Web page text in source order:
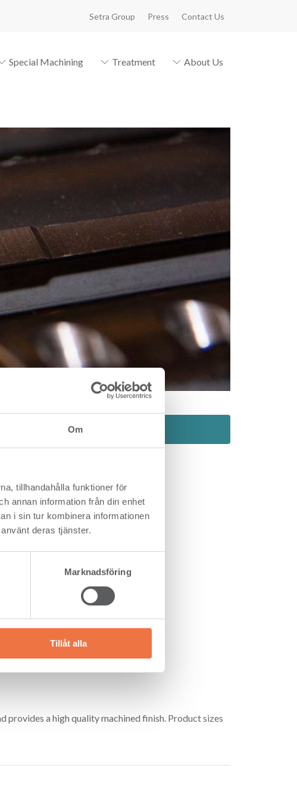
Om
tillhandahålla funktioner för
annan information från din enhet
i sin tur kombinera informationen
deras tjänster.
Marknadsföring
Tillåt alla
Setra Group Press Contact Us
Special Machining Treatment About Us
prepared
provides a high quality machined finish. Product sizes